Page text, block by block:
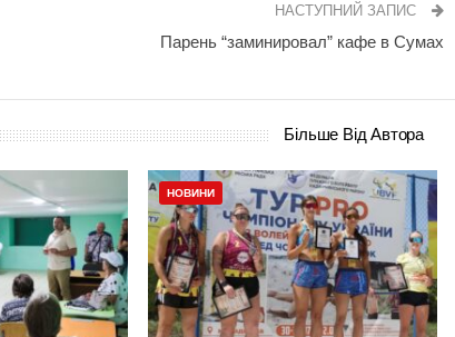
НАСТУПНИЙ ЗАПИС
Парень “заминировал” кафе в Сумах
Більше Від Автора
НОВИНИ